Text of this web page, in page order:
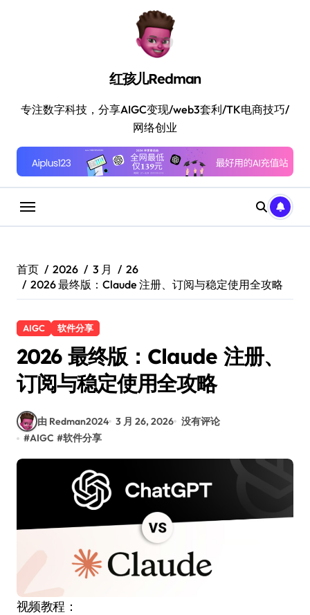
红孩儿Redman
专注数字科技，分享AIGC变现/web3套利/TK电商技巧/
网络创业
首页 2026 3 月
26
2026 最终版：Claude 注册、订阅与稳定使用全攻略
AIGC 软件分享
2026 最终版：Claude 注册、
订阅与稳定使用全攻略
由 Redman2024 3 月 26, 2026 没有评论
#AIGC #软件分享
视频教程：